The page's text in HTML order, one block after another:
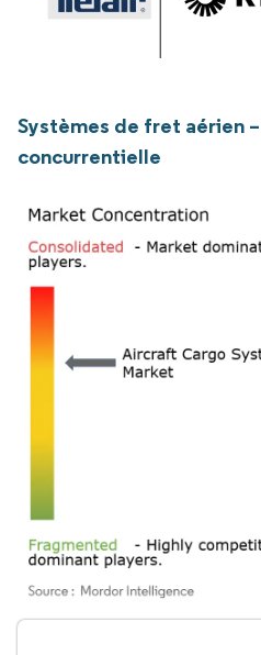
Systèmes de fret aérien
concurrentielle